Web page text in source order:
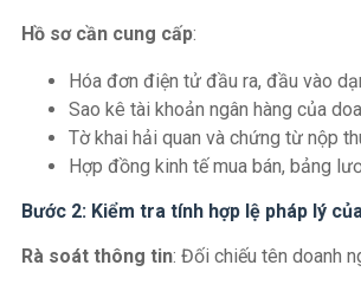
Hồ sơ cần cung cấp:
Hóa đơn điện tử đầu ra, đầu vào
Sao kê tài khoản ngân hàng của
Tờ khai hải quan và chứng từ nộp
Hợp đồng kinh tế mua bán, bảng
Bước 2: Kiểm tra tính hợp lệ pháp lý
Rà soát thông tin: Đối chiếu tên doanh